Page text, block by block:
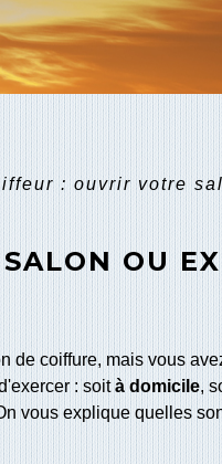
: ouvrir votre
OU
de coiffure, mais vous
: soità domicile,
vous explique quelles